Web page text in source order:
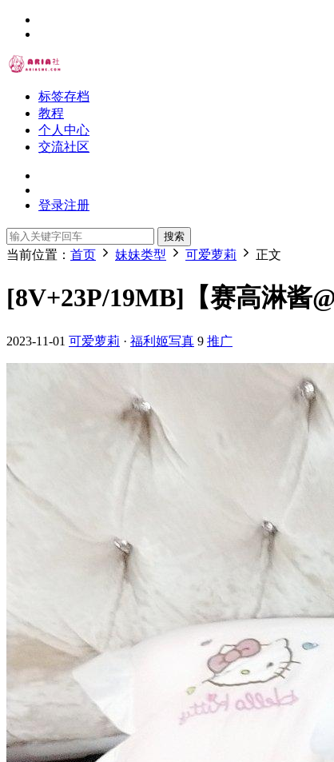
标签存档
教程
个人中心
交流社区
登录注册
搜索
当前位置： 首页 妹妹类型 可爱萝莉 正文
[8V+23P/19MB]【赛高淋酱
2023-11-01 可爱萝莉 · 福利姬写真 9 推广